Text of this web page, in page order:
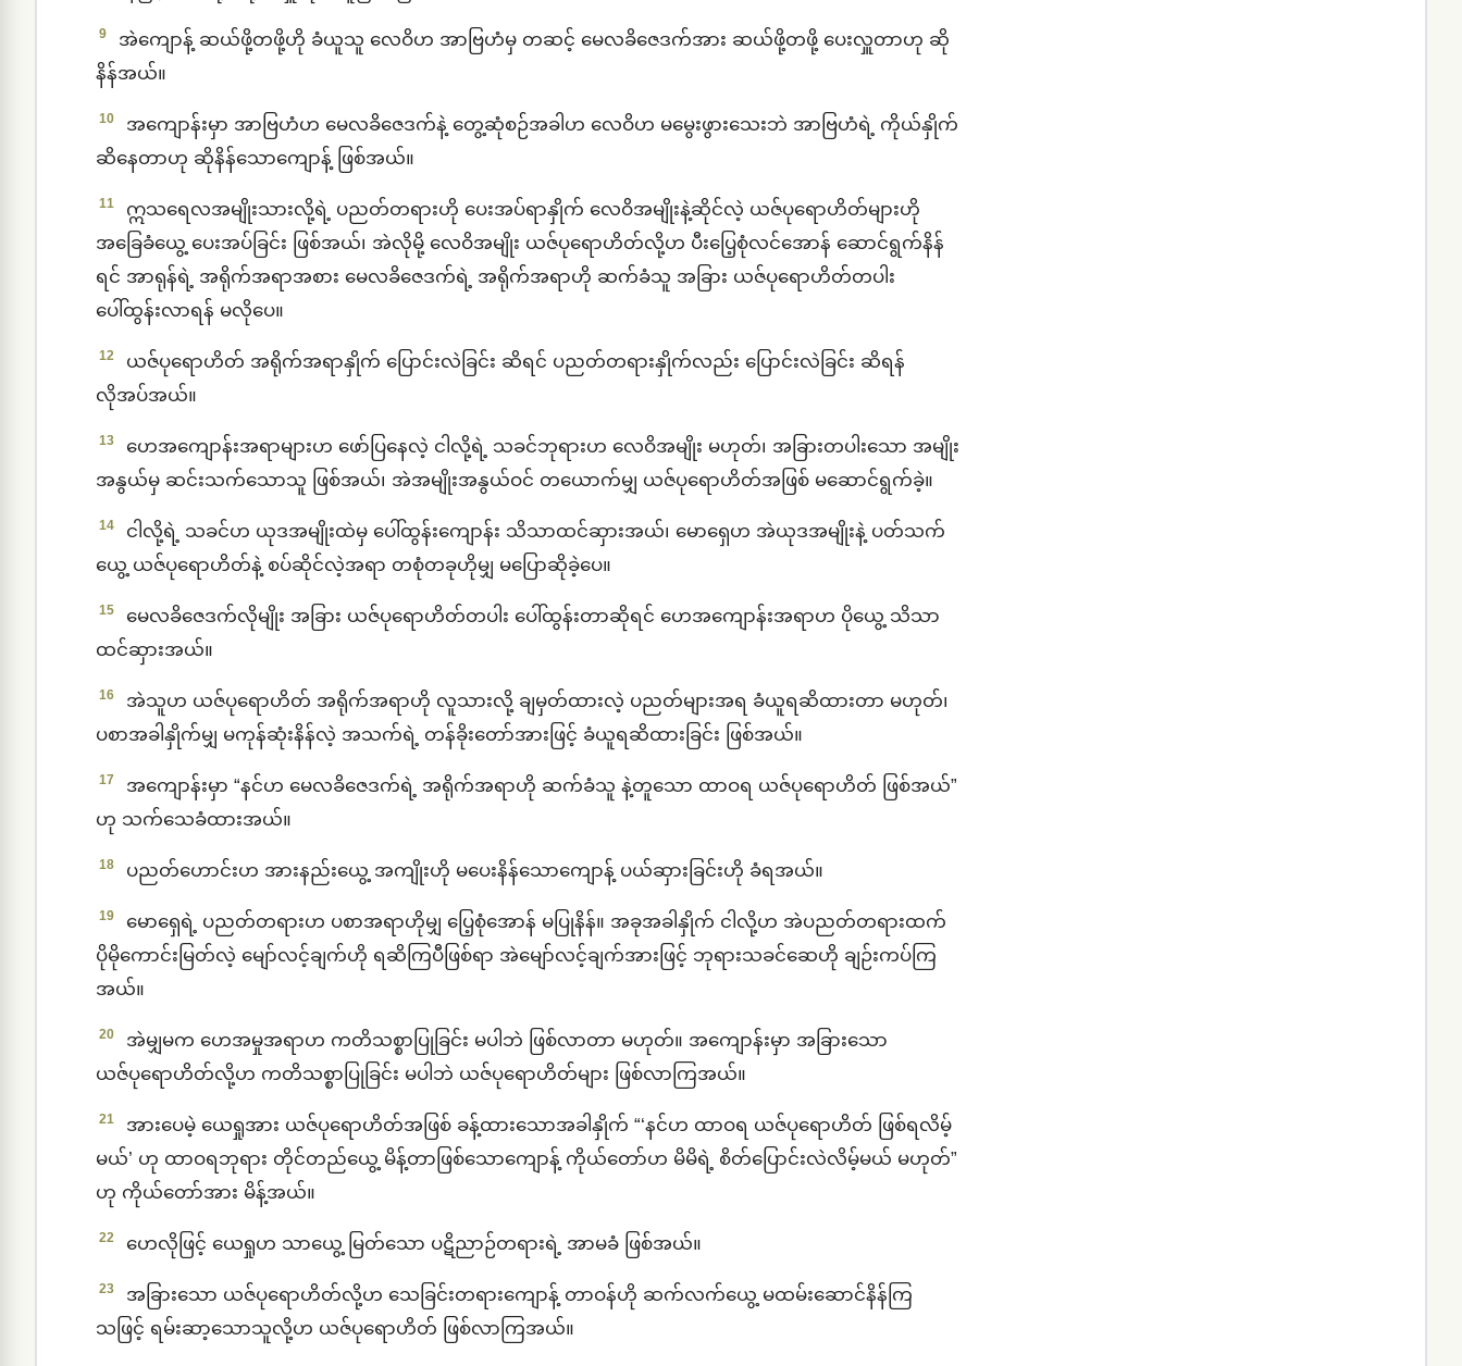
9
အဲကျောန့် ဆယ်ဖို့တဖို့ဟို ခံယူသူ လေဝိဟ အာဗြဟံမှ တဆင့် မေလခိဇေဒက်အား ဆယ်ဖို့တဖို့ ပေးလှူတာဟု ဆို
နိန်အယ်။
10
အကျောန်းမှာ အာဗြဟံဟ မေလခိဇေဒက်နဲ့ တွေ့ဆုံစဉ်အခါဟ လေဝိဟ မမွေးဖွားသေးဘဲ အာဗြဟံရဲ့ ကိုယ်နှိုက်
ဆိနေတာဟု ဆိုနိန်သောကျောန့် ဖြစ်အယ်။
11
ဣသရေလအမျိုးသားလို့ရဲ့ ပညတ်တရားဟို ပေးအပ်ရာနှိုက် လေဝိအမျိုးနဲ့ဆိုင်လဲ့ ယဇ်ပုရောဟိတ်များဟို
အခြေခံယွေ့ ပေးအပ်ခြင်း ဖြစ်အယ်၊ အဲလိုမို့ လေဝိအမျိုး ယဇ်ပုရောဟိတ်လို့ဟ ပီးပြေ့စုံလင်အောန် ဆောင်ရွက်နိန်
ရင် အာရုန်ရဲ့ အရိုက်အရာအစား မေလခိဇေဒက်ရဲ့ အရိုက်အရာဟို ဆက်ခံသူ အခြား ယဇ်ပုရောဟိတ်တပါး
ပေါ်ထွန်းလာရန် မလိုပေ။
12
ယဇ်ပုရောဟိတ် အရိုက်အရာနှိုက် ပြောင်းလဲခြင်း ဆိရင် ပညတ်တရားနှိုက်လည်း ပြောင်းလဲခြင်း ဆိရန်
လိုအပ်အယ်။
13
ဟေအကျောန်းအရာများဟ ဖော်ပြနေလဲ့ ငါလို့ရဲ့ သခင်ဘုရားဟ လေဝိအမျိုး မဟုတ်၊ အခြားတပါးသော အမျိုး
အနွယ်မှ ဆင်းသက်သောသူ ဖြစ်အယ်၊ အဲအမျိုးအနွယ်ဝင် တယောက်မျှ ယဇ်ပုရောဟိတ်အဖြစ် မဆောင်ရွက်ခဲ့။
14
ငါလို့ရဲ့ သခင်ဟ ယုဒအမျိုးထဲမှ ပေါ်ထွန်းကျောန်း သိသာထင်ဆှားအယ်၊ မောရှေဟ အဲယုဒအမျိုးနဲ့ ပတ်သက်
ယွေ့ ယဇ်ပုရောဟိတ်နဲ့ စပ်ဆိုင်လဲ့အရာ တစုံတခုဟိုမျှ မပြောဆိုခဲ့ပေ။
15
မေလခိဇေဒက်လိုမျိုး အခြား ယဇ်ပုရောဟိတ်တပါး ပေါ်ထွန်းတာဆိုရင် ဟေအကျောန်းအရာဟ ပိုယွေ့ သိသာ
ထင်ဆှားအယ်။
16
အဲသူဟ ယဇ်ပုရောဟိတ် အရိုက်အရာဟို လူသားလို့ ချမှတ်ထားလဲ့ ပညတ်များအရ ခံယူရဆိထားတာ မဟုတ်၊
ပစာအခါနှိုက်မျှ မကုန်ဆုံးနိန်လဲ့ အသက်ရဲ့ တန်ခိုးတော်အားဖြင့် ခံယူရဆိထားခြင်း ဖြစ်အယ်။
17
အကျောန်းမှာ “နင်ဟ မေလခိဇေဒက်ရဲ့ အရိုက်အရာဟို ဆက်ခံသူ နဲ့တူသော ထာဝရ ယဇ်ပုရောဟိတ် ဖြစ်အယ်”
ဟု သက်သေခံထားအယ်။
18 ပညတ်ဟောင်းဟ အားနည်းယွေ့ အကျိုးဟို မပေးနိန်သောကျောန့် ပယ်ဆှားခြင်းဟို ခံရအယ်။
19
မောရှေရဲ့ ပညတ်တရားဟ ပစာအရာဟိုမျှ ပြေ့စုံအောန် မပြုနိန်။ အခုအခါနှိုက် ငါလို့ဟ အဲပညတ်တရားထက်
ပိုမိုကောင်းမြတ်လဲ့ မျော်လင့်ချက်ဟို ရဆိကြပီဖြစ်ရာ အဲမျော်လင့်ချက်အားဖြင့် ဘုရားသခင်ဆေဟို ချဉ်းကပ်ကြ
အယ်။
20
အဲမျှမက ဟေအမှုအရာဟ ကတိသစ္စာပြုခြင်း မပါဘဲ ဖြစ်လာတာ မဟုတ်။ အကျောန်းမှာ အခြားသော
ယဇ်ပုရောဟိတ်လို့ဟ ကတိသစ္စာပြုခြင်း မပါဘဲ ယဇ်ပုရောဟိတ်များ ဖြစ်လာကြအယ်။
21
အားပေမဲ့ ယေရှုအား ယဇ်ပုရောဟိတ်အဖြစ် ခန့်ထားသောအခါနှိုက် “‘နင်ဟ ထာဝရ ယဇ်ပုရောဟိတ် ဖြစ်ရလိမ့်
မယ်’ ဟု ထာဝရဘုရား တိုင်တည်ယွေ့ မိန့်တာဖြစ်သောကျောန့် ကိုယ်တော်ဟ မိမိရဲ့ စိတ်ပြောင်းလဲလိမ့်မယ် မဟုတ်”
ဟု ကိုယ်တော်အား မိန့်အယ်။
22 ဟေလိုဖြင့် ယေရှုဟ သာယွေ့ မြတ်သော ပဋိညာဉ်တရားရဲ့ အာမခံ ဖြစ်အယ်။
23
အခြားသော ယဇ်ပုရောဟိတ်လို့ဟ သေခြင်းတရားကျောန့် တာဝန်ဟို ဆက်လက်ယွေ့ မထမ်းဆောင်နိန်ကြ
သဖြင့် ရမ်းဆာ့သောသူလို့ဟ ယဇ်ပုရောဟိတ် ဖြစ်လာကြအယ်။